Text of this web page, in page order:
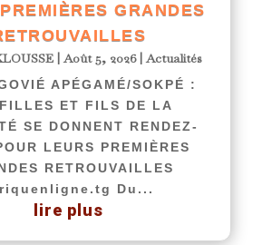
GRANDES
|Août 5, 2026|Actualités
APÉGAMÉ/SOKPÉ :
ET FILS DE LA
SE DONNENT RENDEZ-
LEURS PREMIÈRES
RETROUVAILLES
Du...
lire plus